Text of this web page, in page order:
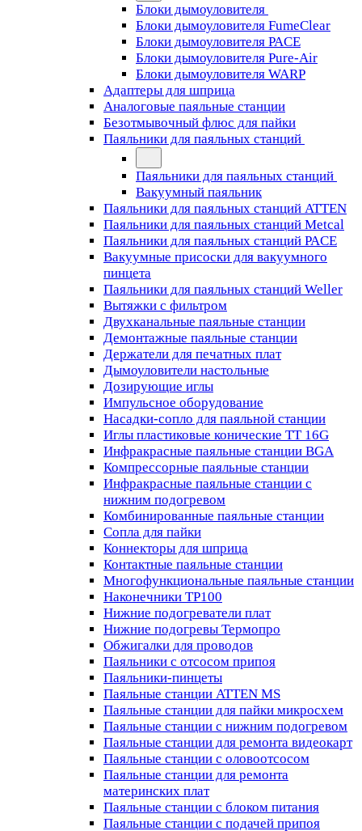
Блоки дымоуловителя
Блоки дымоуловителя FumeClear
Блоки дымоуловителя PACE
Блоки дымоуловителя Pure-Air
Блоки дымоуловителя WARP
Адаптеры для шприца
Аналоговые паяльные станции
Безотмывочный флюс для пайки
Паяльники для паяльных станций
Паяльники для паяльных станций
Вакуумный паяльник
Паяльники для паяльных станций ATTEN
Паяльники для паяльных станций Metcal
Паяльники для паяльных станций PACE
Вакуумные присоски для вакуумного
пинцета
Паяльники для паяльных станций Weller
Вытяжки с фильтром
Двухканальные паяльные станции
Демонтажные паяльные станции
Держатели для печатных плат
Дымоуловители настольные
Дозирующие иглы
Импульсное оборудование
Насадки-сопло для паяльной станции
Иглы пластиковые конические TT 16G
Инфракрасные паяльные станции BGA
Компрессорные паяльные станции
Инфракрасные паяльные станции с
нижним подогревом
Комбинированные паяльные станции
Сопла для пайки
Коннекторы для шприца
Контактные паяльные станции
Многофункциональные паяльные станции
Наконечники TP100
Нижние подогреватели плат
Нижние подогревы Термопро
Обжигалки для проводов
Паяльники с отсосом припоя
Паяльники-пинцеты
Паяльные станции ATTEN MS
Паяльные станции для пайки микросхем
Паяльные станции с нижним подогревом
Паяльные станции для ремонта видеокарт
Паяльные станции с оловоотсосом
Паяльные станции для ремонта
материнских плат
Паяльные станции с блоком питания
Паяльные станции с подачей припоя